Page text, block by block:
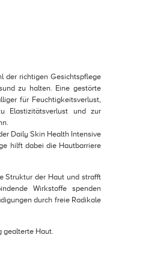
der richtigen Gesichtspflege
zu halten. Eine gestörte
für Feuchtigkeitsverlust,
Elastizitätsverlust und zur
Daily Skin Health Intensive
hilft dabei die Hautbarriere
Struktur der Haut und strafft
Wirkstoffe spenden
durch freie Radikale
gealterte Haut.